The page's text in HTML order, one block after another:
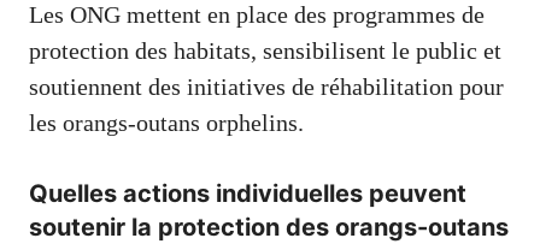
Les ONG mettent en place des programmes de
protection des habitats, sensibilisent le public et
soutiennent des initiatives de réhabilitation pour
les orangs-outans orphelins.
Quelles actions individuelles peuvent
soutenir la protection des orangs-outans